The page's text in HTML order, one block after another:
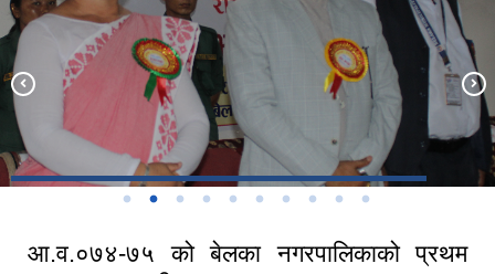
भौडा देवी मन्दिर , बेलका-१
सप्तकोशी नदीमा बोटिंग
आ.व.०७४-७५ को बेलका नगरपालिकाको प्रथम